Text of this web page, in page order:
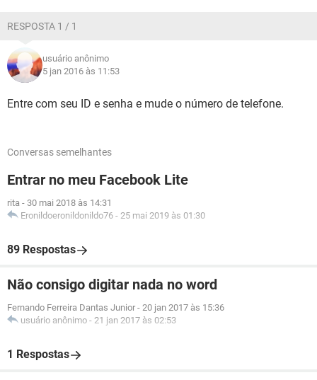
RESPOSTA 1 / 1
usuário anônimo
5 jan 2016 às 11:53
Entre com seu ID e senha e mude o número de telefone.
Conversas semelhantes
Entrar no meu Facebook Lite
rita - 30 mai 2018 às 14:31
Eronildoeronildonildo76 - 25 mai 2019 às 01:30
89 Respostas
Não consigo digitar nada no word
Fernando Ferreira Dantas Junior - 20 jan 2017 às 15:36
usuário anônimo - 21 jan 2017 às 02:53
1 Respostas